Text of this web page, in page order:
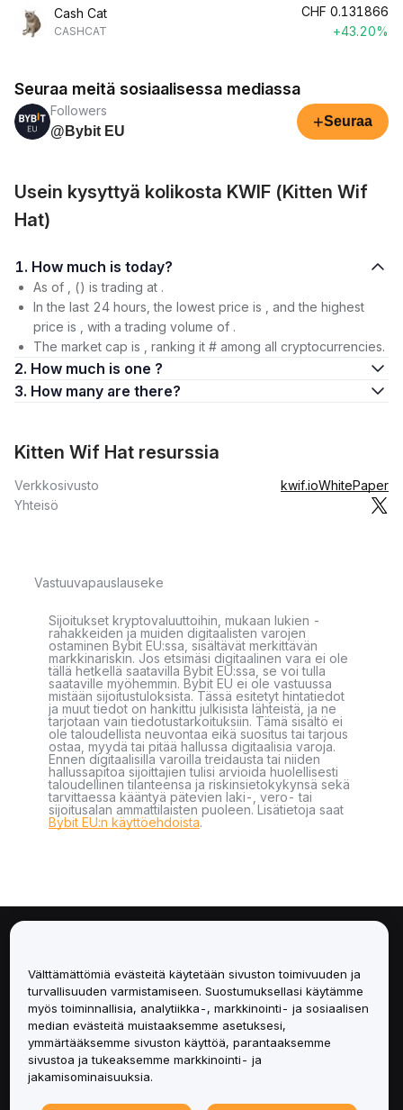
Cash Cat
CASHCAT
CHF 0.131866
+43.20%
Seuraa meitä sosiaalisessa mediassa
Followers
@Bybit EU
+Seuraa
Usein kysyttyä kolikosta KWIF (Kitten Wif
Hat)
1. How much is today?
As of , () is trading at .
In the last 24 hours, the lowest price is , and the highest
price is , with a trading volume of .
The market cap is , ranking it # among all cryptocurrencies.
2. How much is one ?
3. How many are there?
Kitten Wif Hat resurssia
Verkkosivusto kwif.ioWhitePaper
Yhteisö
Vastuuvapauslauseke
Sijoitukset kryptovaluuttoihin, mukaan lukien -
rahakkeiden ja muiden digitaalisten varojen
ostaminen Bybit EU:ssa, sisältävät merkittävän
markkinariskin. Jos etsimäsi digitaalinen vara ei ole
tällä hetkellä saatavilla Bybit EU:ssa, se voi tulla
saataville myöhemmin. Bybit EU ei ole vastuussa
mistään sijoitustuloksista. Tässä esitetyt hintatiedot
ja muut tiedot on hankittu julkisista lähteistä, ja ne
tarjotaan vain tiedotustarkoituksiin. Tämä sisältö ei
ole taloudellista neuvontaa eikä suositus tai tarjous
ostaa, myydä tai pitää hallussa digitaalisia varoja.
Ennen digitaalisilla varoilla treidausta tai niiden
hallussapitoa sijoittajien tulisi arvioida huolellisesti
taloudellinen tilanteensa ja riskinsietokykynsä sekä
tarvittaessa kääntyä pätevien laki-, vero- tai
sijoitusalan ammattilaisten puoleen. Lisätietoja saat
Bybit EU:n käyttöehdoista.
Palvelut
Tuki
Tuotteet
Välttämättömiä evästeitä käytetään sivuston toimivuuden ja
turvallisuuden varmistamiseen. Suostumuksellasi käytämme
myös toiminnallisia, analytiikka-, markkinointi- ja sosiaalisen
median evästeitä muistaaksemme asetuksesi,
ymmärtääksemme sivuston käyttöä, parantaaksemme
sivustoa ja tukeaksemme markkinointi- ja
jakamisominaisuuksia.